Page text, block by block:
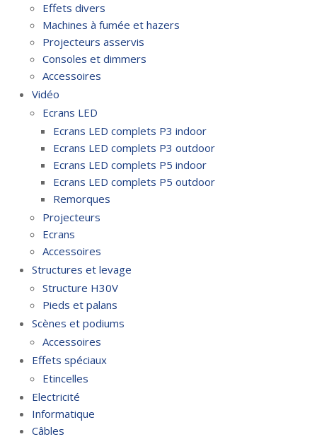
Effets divers
Machines à fumée et hazers
Projecteurs asservis
Consoles et dimmers
Accessoires
Vidéo
Ecrans LED
Ecrans LED complets P3 indoor
Ecrans LED complets P3 outdoor
Ecrans LED complets P5 indoor
Ecrans LED complets P5 outdoor
Remorques
Projecteurs
Ecrans
Accessoires
Structures et levage
Structure H30V
Pieds et palans
Scènes et podiums
Accessoires
Effets spéciaux
Etincelles
Electricité
Informatique
Câbles